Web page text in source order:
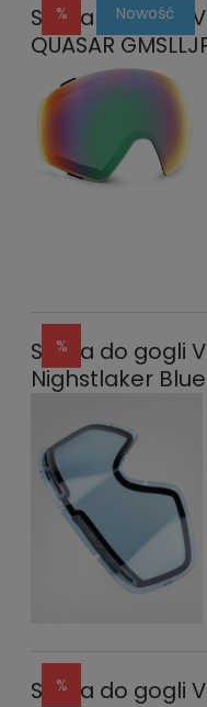
Szyba do gogli
QUASAR
Nowość
Szyba do gogli
Nighstlaker Blue
Szyba do gogli